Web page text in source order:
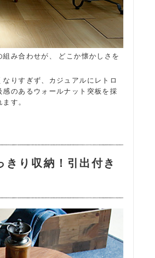
み合わせが、 どこか懐かしさを
りすぎず、カジュアルにレトロ
のあるウォールナット突板を採
す。
り収納！引出付き